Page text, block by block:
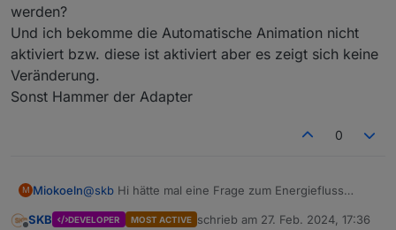
werden?
Und ich bekomme die Automatische Animation nicht
aktiviert bzw. diese ist aktiviert aber es zeigt sich keine
Veränderung.
Sonst Hammer der Adapter
0
M Miokoeln@skb Hi hätte mal eine Frage zum Energiefluss
Ist es möglich die Werte von zwei Solarproduktionen
SKB DEVELOPER MOST ACTIVE schrieb am 27. Feb. 2024, 17:36
zuletzt editiert von